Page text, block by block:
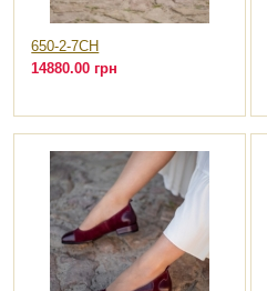
650-2-7CH
14880.00 грн